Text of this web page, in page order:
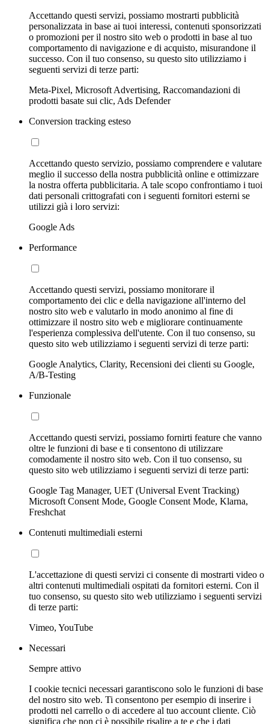
Accettando questi servizi, possiamo mostrarti pubblicità
personalizzata in base ai tuoi interessi, contenuti sponsorizzati
o promozioni per il nostro sito web o prodotti in base al tuo
comportamento di navigazione e di acquisto, misurandone il
successo. Con il tuo consenso, su questo sito utilizziamo i
seguenti servizi di terze parti:
Meta-Pixel, Microsoft Advertising, Raccomandazioni di
prodotti basate sui clic, Ads Defender
Conversion tracking esteso
Accettando questo servizio, possiamo comprendere e valutare
meglio il successo della nostra pubblicità online e ottimizzare
la nostra offerta pubblicitaria. A tale scopo confrontiamo i tuoi
dati personali crittografati con i seguenti fornitori esterni se
utilizzi già i loro servizi:
Google Ads
Performance
Accettando questi servizi, possiamo monitorare il
comportamento dei clic e della navigazione all'interno del
nostro sito web e valutarlo in modo anonimo al fine di
ottimizzare il nostro sito web e migliorare continuamente
l'esperienza complessiva dell'utente. Con il tuo consenso, su
questo sito web utilizziamo i seguenti servizi di terze parti:
Google Analytics, Clarity, Recensioni dei clienti su Google,
A/B-Testing
Funzionale
Accettando questi servizi, possiamo fornirti feature che vanno
oltre le funzioni di base e ti consentono di utilizzare
comodamente il nostro sito web. Con il tuo consenso, su
questo sito web utilizziamo i seguenti servizi di terze parti:
Google Tag Manager, UET (Universal Event Tracking)
Microsoft Consent Mode, Google Consent Mode, Klarna,
Freshchat
Contenuti multimediali esterni
L'accettazione di questi servizi ci consente di mostrarti video o
altri contenuti multimediali ospitati da fornitori esterni. Con il
tuo consenso, su questo sito web utilizziamo i seguenti servizi
di terze parti:
Vimeo, YouTube
Necessari
Sempre attivo
I cookie tecnici necessari garantiscono solo le funzioni di base
del nostro sito web. Ti consentono per esempio di inserire i
prodotti nel carrello o di accedere al tuo account cliente. Ciò
significa che non ci è possibile risalire a te e che i dati